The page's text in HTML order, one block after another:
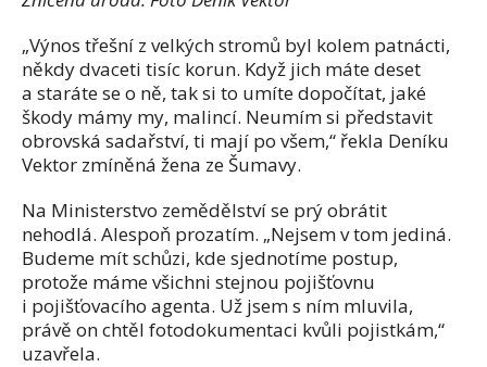
„Výnos třešní z velkých stromů byl kolem patnácti,
někdy dvaceti tisíc korun. Když jich máte deset
a staráte se o ně, tak si to umíte dopočítat, jaké
škody mámy my, malincí. Neumím si představit
obrovská sadařství, ti mají po všem,“ řekla Deníku
Vektor zmíněná žena ze Šumavy.
Na Ministerstvo zemědělství se prý obrátit
nehodlá. Alespoň prozatím. „Nejsem v tom jediná.
Budeme mít schůzi, kde sjednotíme postup,
protože máme všichni stejnou pojišťovnu
i pojišťovacího agenta. Už jsem s ním mluvila,
právě on chtěl fotodokumentaci kvůli pojistkám,“
uzavřela.